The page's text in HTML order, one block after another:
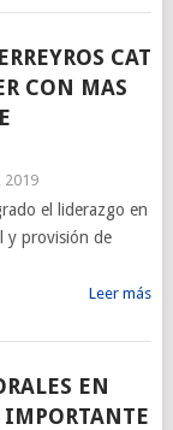
CAT
CON MAS
2019
el liderazgo en
y provisión de
Leer más
EN
IMPORTANTE